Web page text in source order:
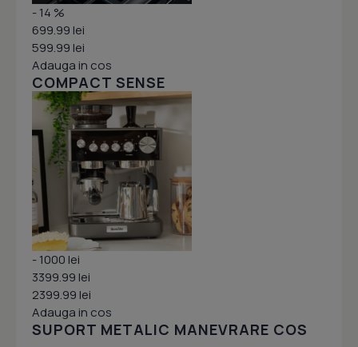
- 14 %
699.99 lei
599.99 lei
Adauga in cos
COMPACT SENSE
- 1000 lei
3399.99 lei
2399.99 lei
Adauga in cos
SUPORT METALIC MANEVRARE COS